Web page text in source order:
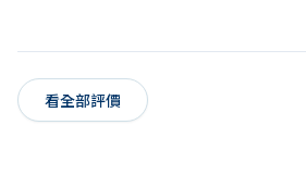
看全部評價